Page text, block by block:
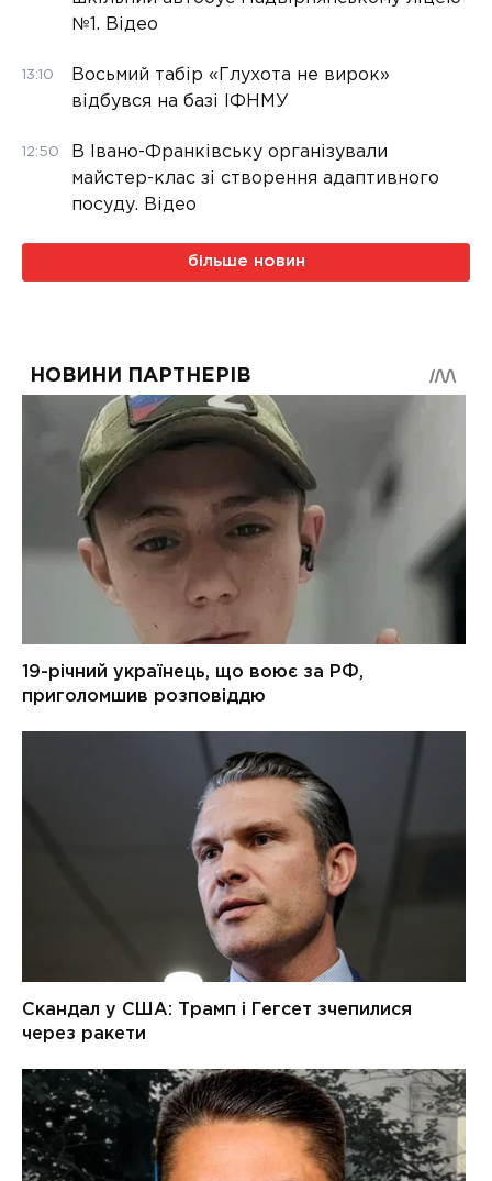
№1. Відео
13:10
Восьмий табір «Глухота не вирок»
відбувся на базі ІФНМУ
12:50
В Івано-Франківську організували
майстер-клас зі створення адаптивного
посуду. Відео
більше новин